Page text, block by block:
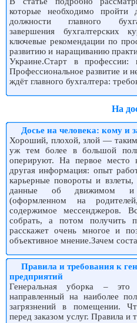
которые необходимо пройти
должности главного
завершения бухгалтерских
ключевые рекомендации по
развитию и наращиванию
Украине.Старт в
Профессиональное развитие и
ждёт главного бухгалтера:
На
Досье на человека: кому и
Хороший, плохой, злой —
уж тем более в большой
оперируют. На первое место
другая информация: опыт
карьерные повороты и взлеты,
данные об движимом и
(оформленном на
содержимое мессенджеров.
собрать, а потом получить
расскажет очень многое и
объективное мнение.Зачем
Правила и требования к
предприятий
Генеральная уборка – это
направленный на наиболее
загрязнений в помещении.
перед заказом услуг. Правила и